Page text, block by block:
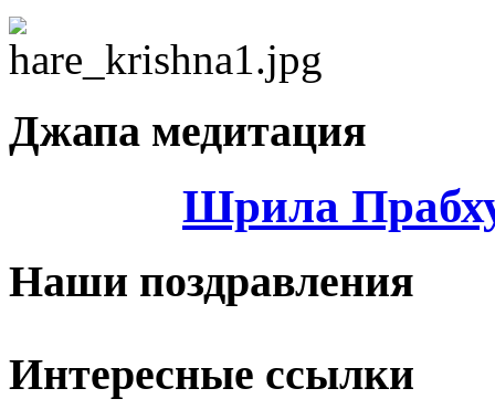
Джапа медитация
Шрила
Наши поздравления
Интересные ссылки